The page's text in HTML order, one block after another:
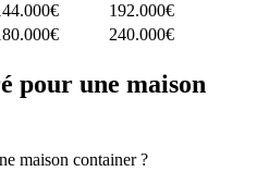
192.000€
240.000€
pour une maison
maison container ?